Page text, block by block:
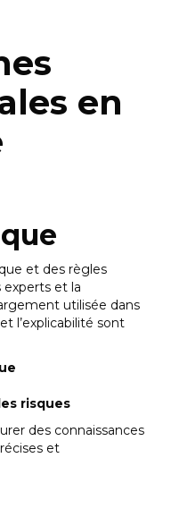
en
et des règles
experts et la
utilisée dans
l’explicabilité sont
risques
des connaissances
et